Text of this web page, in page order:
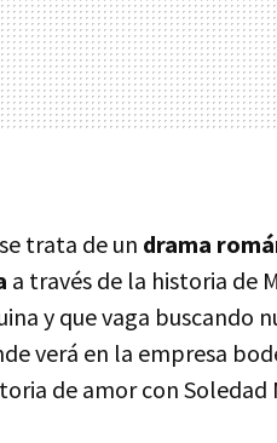
trata de un drama
a través de la historia de
y que vaga buscando
verá en la empresa
de amor con